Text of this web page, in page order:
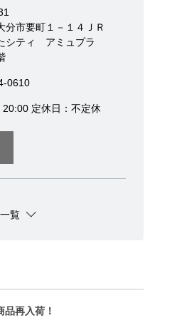
分市要町１－１４ＪＲ
シティ アミュプラ
0610
20:00 定休日：不定休
覧
品再入荷！